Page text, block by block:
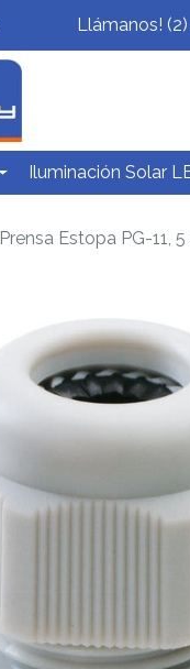
Llámanos!
Iluminación Solar
Prensa Estopa PG-11,